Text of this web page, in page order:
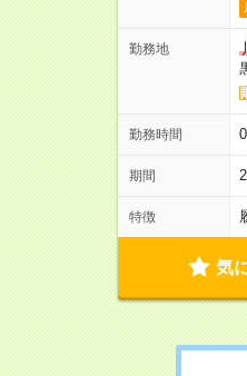
勤務地
勤務時間
期間
特徴
気